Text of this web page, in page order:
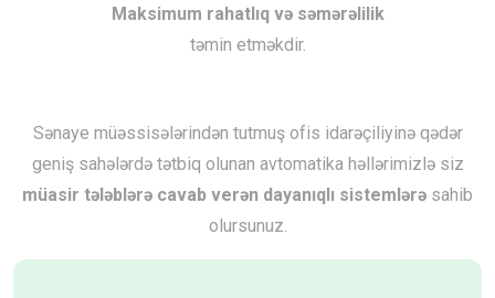
Maksimum rahatlıq və səmərəlilik
təmin etməkdir.
Sənaye müəssisələrindən tutmuş ofis idarəçiliyinə qədər
geniş sahələrdə tətbiq olunan avtomatika həllərimizlə siz
müasir tələblərə cavab verən dayanıqlı sistemlərə sahib
olursunuz.